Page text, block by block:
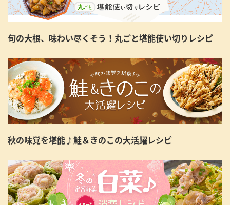
旬の大根、味わい尽くそう！丸ごと堪能使い切りレシピ
秋の味覚を堪能♪鮭＆きのこの大活躍レシピ